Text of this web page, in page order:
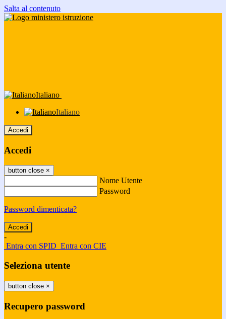
Salta al contenuto
Italiano
Italiano
Accedi
Accedi
button close ×
Nome Utente
Password
Password dimenticata?
-
Entra con SPID Entra con CIE
Seleziona utente
button close ×
Recupero password